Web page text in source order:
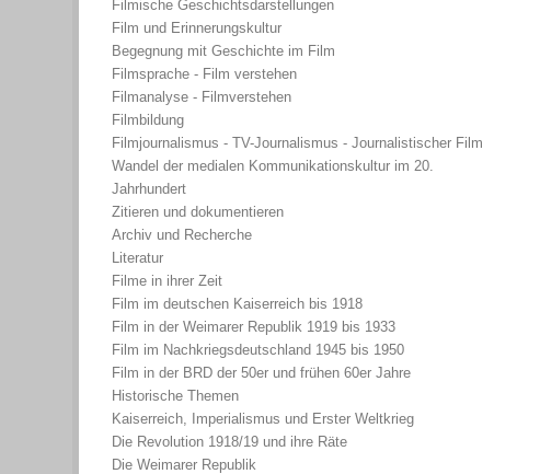
Filmische Geschichtsdarstellungen
Film und Erinnerungskultur
Begegnung mit Geschichte im Film
Filmsprache - Film verstehen
Filmanalyse - Filmverstehen
Filmbildung
Filmjournalismus - TV-Journalismus - Journalistischer Film
Wandel der medialen Kommunikationskultur im 20.
Jahrhundert
Zitieren und dokumentieren
Archiv und Recherche
Literatur
Filme in ihrer Zeit
Film im deutschen Kaiserreich bis 1918
Film in der Weimarer Republik 1919 bis 1933
Film im Nachkriegsdeutschland 1945 bis 1950
Film in der BRD der 50er und frühen 60er Jahre
Historische Themen
Kaiserreich, Imperialismus und Erster Weltkrieg
Die Revolution 1918/19 und ihre Räte
Die Weimarer Republik